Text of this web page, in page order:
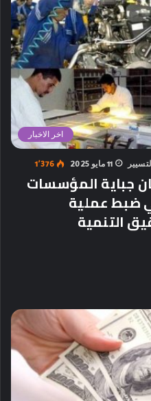
اخر الاخبار
11 مايو 2025 1٬376
جباية المؤسسات
ضبط عملية
التنمية